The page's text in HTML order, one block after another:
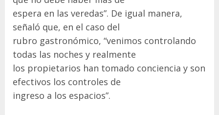
espera en las veredas”. De igual manera,
señaló que, en el caso del
rubro gastronómico, “venimos controlando
todas las noches y realmente
los propietarios han tomado conciencia y son
efectivos los controles de
ingreso a los espacios”.